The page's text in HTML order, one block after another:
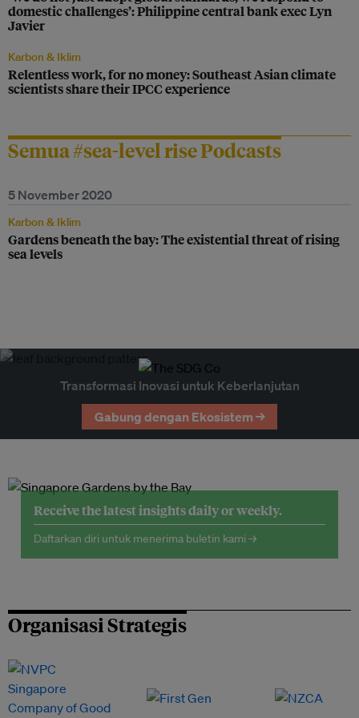
domestic challenges’: Philippine central bank exec Lyn
Javier
Karbon & Iklim
Relentless work, for no money: Southeast Asian climate
scientists share their IPCC experience
Semua #sea-level rise Podcasts
5 November 2020
Karbon & Iklim
Gardens beneath the bay: The existential threat of rising
sea levels
Transformasi Inovasi untuk Keberlanjutan
Gabung dengan Ekosistem →
Receive the latest insights daily or weekly.
Daftarkan diri untuk menerima buletin kami →
Organisasi Strategis